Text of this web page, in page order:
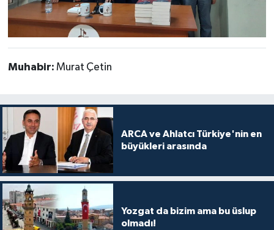
Muhabir: Murat Çetin
ARCA ve Ahlatcı Türkiye'nin en
büyükleri arasında
Yozgat da bizim ama bu üslup
olmadı!